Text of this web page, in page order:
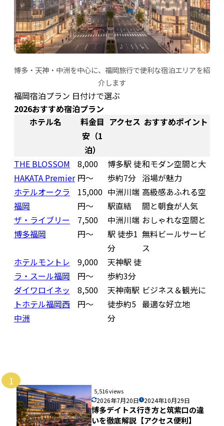
博多・天神・中洲を中心に、福岡旅行で便利な宿泊エリアを紹
介します
福岡宿泊プラン 日付けで選ぶ
2026おすすめ宿泊プラン
ホテル名
料金目
安（1
泊）
アクセス おすすめポイント
THE BLOSSOM
HAKATA Premier
8,000
円〜
博多駅 徒
歩約7分
和モダン空間と大
浴場が魅力
ホテルオークラ
福岡
15,000
円〜
中洲川端
駅直結
高級感あふれる空
間と朝食が人気
ザ・ライブリー
博多福岡
7,500
円〜
中洲川端
駅 徒歩1
分
おしゃれな空間と
無料ビールサービ
ス
ホテルモントレ
ラ・スール福岡
9,000
円〜
天神駅 徒
歩約3分
ダイワロイネッ
トホテル福岡西
中洲
8,500
円〜
天神南駅
徒歩約5
分
ビジネス＆観光に
最適な好立地
1
5,516 views
2026年7月20日 2024年10月29日
博多デイトス行き方と筑紫口の違
いを徹底解説【アクセス便利】